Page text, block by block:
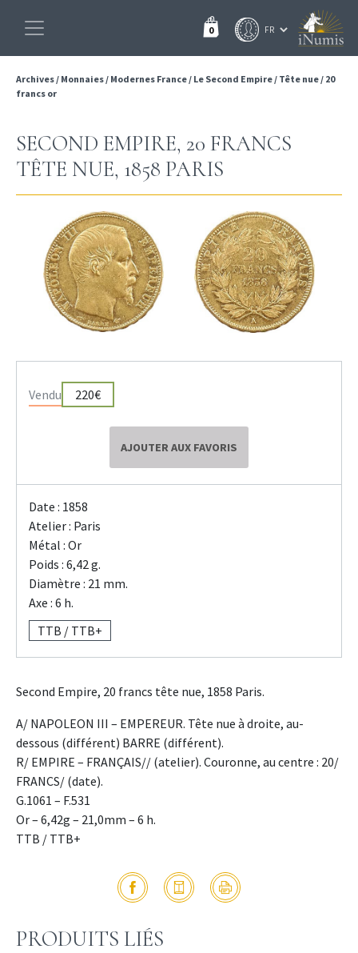
0
Archives/ Monnaies/ Modernes France/ Le Second Empire/ Tête nue/ 20
francs or
SECOND EMPIRE, 20 FRANCS
TÊTE NUE, 1858 PARIS
Vendu 220€
AJOUTER AUX FAVORIS
Date : 1858
Atelier : Paris
Métal : Or
Poids : 6,42 g.
Diamètre : 21 mm.
Axe : 6 h.
TTB / TTB+
Second Empire, 20 francs tête nue, 1858 Paris.
A/ NAPOLEON III – EMPEREUR. Tête nue à droite, au-
dessous (différent) BARRE (différent).
R/ EMPIRE – FRANÇAIS// (atelier). Couronne, au centre : 20/
FRANCS/ (date).
G.1061 – F.531
Or – 6,42g – 21,0mm – 6 h.
TTB / TTB+
PRODUITS LIÉS